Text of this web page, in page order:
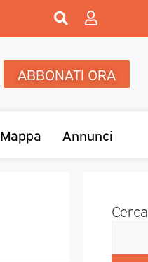
ABBONATI ORA
Mappa Annunci
Cerca